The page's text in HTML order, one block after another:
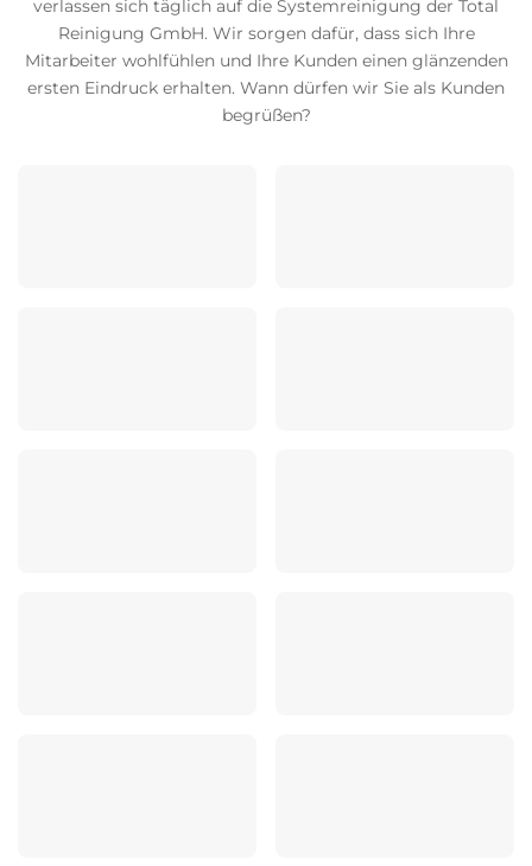
verlassen sich täglich auf die Systemreinigung der Total
Reinigung GmbH. Wir sorgen dafür, dass sich Ihre
Mitarbeiter wohlfühlen und Ihre Kunden einen glänzenden
ersten Eindruck erhalten. Wann dürfen wir Sie als Kunden
begrüßen?